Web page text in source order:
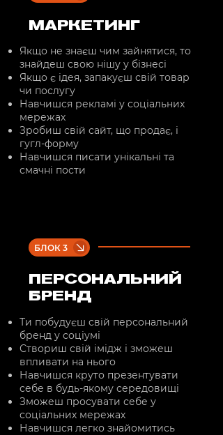
МАРКЕТИНГ
Якщо не знаєш чим зайнятися, то
знайдеш свою нішу у бізнесі
Якщо є ідея, запакуєш свій товар
чи послугу
Навчишся рекламі у соціальних
мережах
Зробиш свій сайт, що продає, і
гугл-форму
Навчишся писати унікальні та
смачні пости
БЛОК 3
ПЕРСОНАЛЬНИЙ
БРЕНД
Ти побудуєш свій персональний
бренд у соціумі
Створиш свій імідж і зможеш
впливати на нього
Навчишся круто презентувати
себе в будь-якому середовищі
Зможеш просувати себе у
соціальних мережах
Навчишся легко знайомитись